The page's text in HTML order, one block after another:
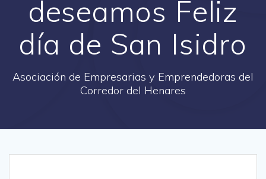
deseamos Feliz
día de San Isidro
Asociación de Empresarias y Emprendedoras del
Corredor del Henares